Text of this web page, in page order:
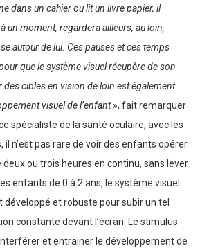
dans un cahier ou lit un livre papier, il
un moment, regardera ailleurs, au loin,
autour de lui. Ces pauses et ces temps
que le système visuel récupère de son
des cibles en vision de loin est également
visuel de l’enfant», fait remarquer
spécialiste de la santé oculaire, avec les
n’est pas rare de voir des enfants opérer
deux ou trois heures en continu, sans lever
enfants de 0 à 2 ans, le système visuel
développé et robuste pour subir un tel
constante devant l’écran. Le stimulus
et entrainer le développement de